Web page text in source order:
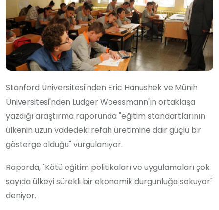
Stanford Üniversitesi'nden Eric Hanushek ve Münih
Üniversitesi'nden Ludger Woessmann'ın ortaklaşa
yazdığı araştırma raporunda "eğitim standartlarının
ülkenin uzun vadedeki refah üretimine dair güçlü bir
gösterge olduğu" vurgulanıyor.
Raporda, "Kötü eğitim politikaları ve uygulamaları çok
sayıda ülkeyi sürekli bir ekonomik durgunluğa sokuyor"
deniyor.